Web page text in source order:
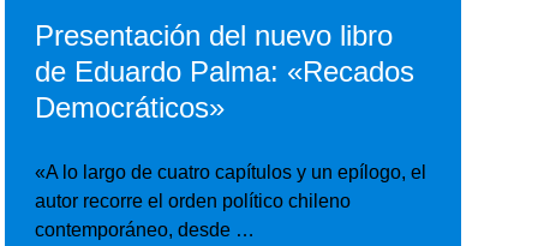
Presentación del nuevo libro
de Eduardo Palma: «Recados
Democráticos»
«A lo largo de cuatro capítulos y un epílogo, el
autor recorre el orden político chileno
contemporáneo, desde …